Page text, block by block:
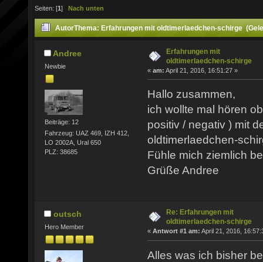
Seiten: [1 ] Nach unten
AutorThema: Erfahrungen mit oldtimerlaedchen-schirge
Andree
Newbie
Beiträge: 12
Fahrzeug: UAZ 469, IZH 412,
LO 2002A, Ural 650
PLZ: 38685
Erfahrungen mit
oldtimerlaedchen-schirge
« am: April 21, 2016, 16:51:27 »
Hallo zusammen,
ich wollte mal hören
positiv / negativ ) mit
oldtimerlaedchen-
Fühle mich ziemlich
Grüße Andree
outsch
Hero Member
Re: Erfahrungen mit
oldtimerlaedchen-schirge
« Antwort #1 am: April 21, 2016,
Alles was ich bisher